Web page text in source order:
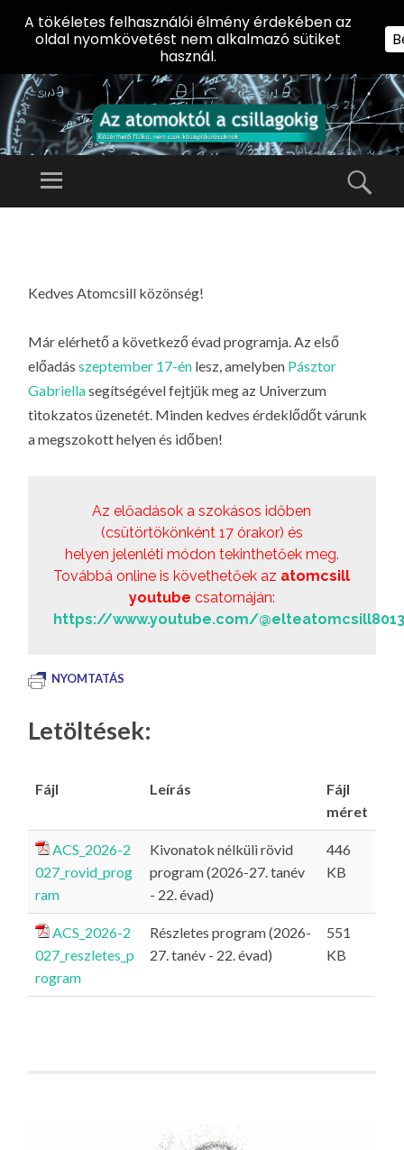
AZ
A
CS
IL
LA
G
Előadássorozat
Menü
Kedves Atomcsill közönség!
Már elérhető a következő évad programja. Az első
előadásszeptember 17-én lesz, amelyben Pásztor
Gabriellasegítségével fejtjük meg az Univerzum
titokzatos üzenetét. Minden kedves érdeklődőt várunk
a megszokott helyen és időben!
Az előadások a szokásos időben
(csütörtökönként 17 órakor) és
helyen jelenléti módon tekinthetőek meg.
Továbbá online is követhetőek az atomcsill
youtube csatornáján:
https://www.youtube.com/
NYOMTATÁS
Letöltések:
Fájl Leírás
Fájl
méret
ACS_2026-2
027_rovid_prog
ram
Kivonatok nélküli rövid
program (2026-27. tanév
- 22. évad)
446
KB
ACS_2026-2
027_reszletes_p
rogram
Részletes program (2026-
27. tanév - 22. évad)
551
KB
A tökéletes felhasználói élmény érdekében az
oldal nyomkövetést nem alkalmazó sütiket
használ.